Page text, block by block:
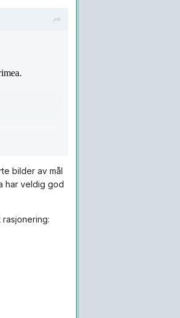
bilder av mål
har veldig god